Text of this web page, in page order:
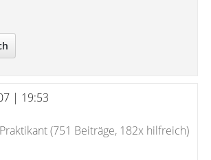
| 19:53
Praktikant(751 Beiträge, 182x hilfreich)